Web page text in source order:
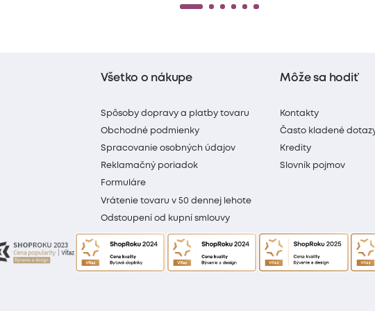
Všetko o nákupe
Spôsoby dopravy a platby tovaru
Obchodné podmienky
Spracovanie osobných údajov
Reklamačný poriadok
Formuláre
Vrátenie tovaru v 50 dennej lehote
Odstoupení od kupní smlouvy
Môže sa hodiť
Kontakty
Často kladené
Kredity
Slovník pojmov